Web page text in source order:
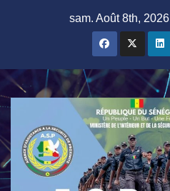
sam. Août 8th, 2026